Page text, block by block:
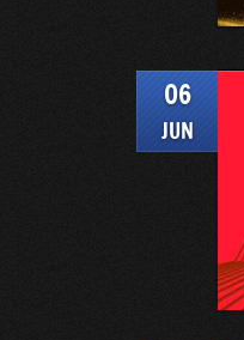
06
JUN